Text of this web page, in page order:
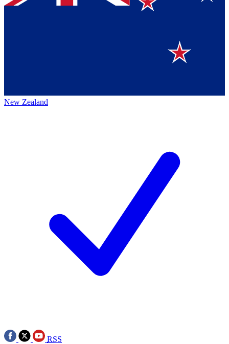
New Zealand
RSS